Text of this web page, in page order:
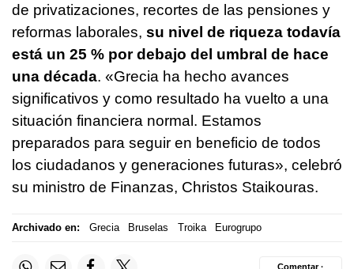
de privatizaciones, recortes de las pensiones y
reformas laborales, su nivel de riqueza todavía
está un 25 % por debajo del umbral de hace
una década. «Grecia ha hecho avances
significativos y como resultado ha vuelto a una
situación financiera normal. Estamos
preparados para seguir en beneficio de todos
los ciudadanos y generaciones futuras», celebró
su ministro de Finanzas, Christos Staikouras.
Archivado en: Grecia Bruselas Troika Eurogrupo
Comentar ·